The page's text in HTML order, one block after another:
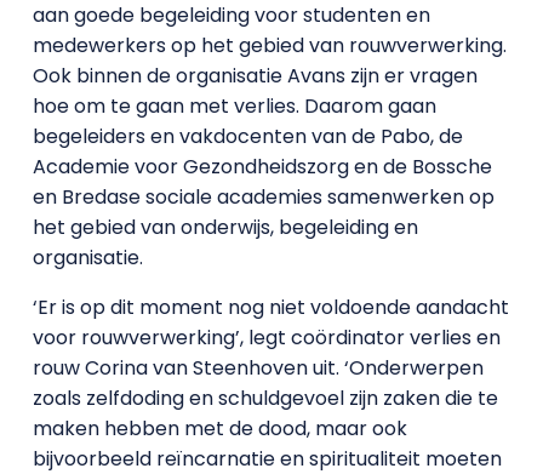
aan goede begeleiding voor studenten en
medewerkers op het gebied van rouwverwerking.
Ook binnen de organisatie Avans zijn er vragen
hoe om te gaan met verlies. Daarom gaan
begeleiders en vakdocenten van de Pabo, de
Academie voor Gezondheidszorg en de Bossche
en Bredase sociale academies samenwerken op
het gebied van onderwijs, begeleiding en
organisatie.
‘Er is op dit moment nog niet voldoende aandacht
voor rouwverwerking’, legt coördinator verlies en
rouw Corina van Steenhoven uit. ‘Onderwerpen
zoals zelfdoding en schuldgevoel zijn zaken die te
maken hebben met de dood, maar ook
bijvoorbeeld reïncarnatie en spiritualiteit moeten